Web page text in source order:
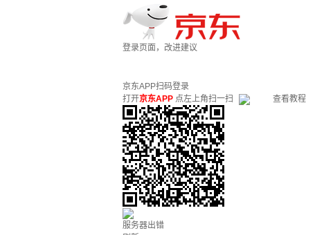
登录页面，改进建议
京东APP扫码登录
打开京东APP 点左上角扫一扫 查看教程
服务器出错